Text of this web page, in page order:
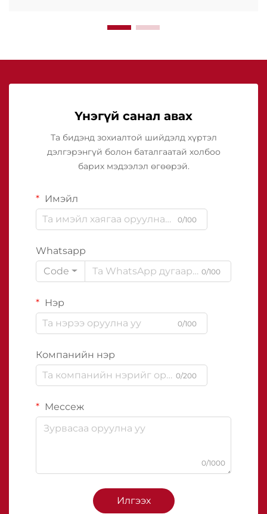
Үнэгүй санал авах
Та бидэнд зохиалтой шийдэлд хүртэл
дэлгэрэнгүй болон баталгаатай холбоо
барих мэдээлэл өгөөрэй.
Имэйл
0/100
Whatsapp
Code
0/100
Нэр
0/100
Компанийн нэр
0/200
Мессеж
0/1000
Илгээх